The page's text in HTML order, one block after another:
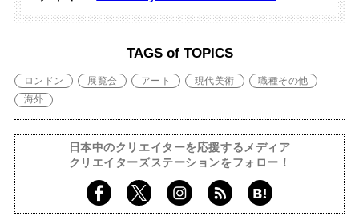
TAGS of TOPICS
ロンドン 展覧会 アート 現代美術
職種その他
海外
日本中のクリエイターを応援するメディア
クリエイターズステーションをフォロー！